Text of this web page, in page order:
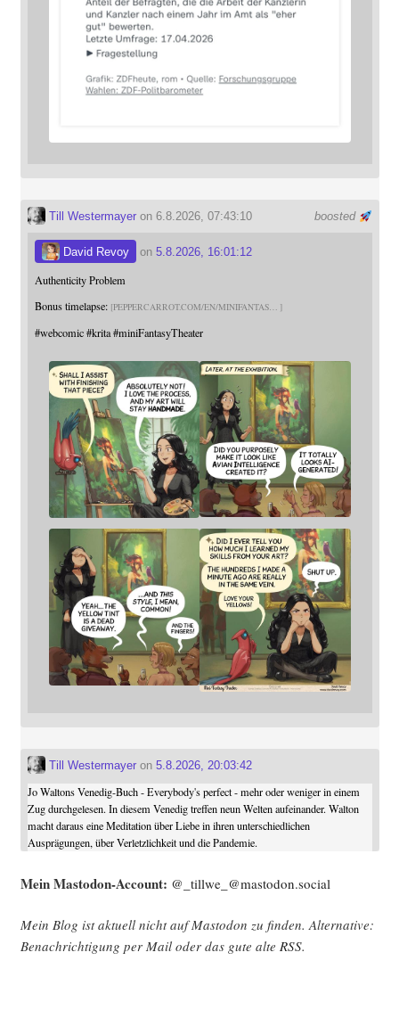
boosted
Till Westermayeron 6.8.2026, 07:43:10
David Revoy on 5.8.2026, 16:01:12
Authenticity Problem
Bonus timelapse: PEPPERCARROT.COM/EN/MINIFANTAS
#webcomic #krita #miniFantasyTheater
Till Westermayeron 5.8.2026, 20:03:42
Jo Waltons Venedig-Buch - Everybody's perfect - mehr oder weniger in einem
Zug durchgelesen. In diesem Venedig treffen neun Welten aufeinander. Walton
macht daraus eine Meditation über Liebe in ihren unterschiedlichen
Ausprägungen, über Verletzlichkeit und die Pandemie.
Mein Mast­o­don-Account: @_tillwe_@mastodon.social
Mein Blog ist aktu­ell nicht auf Mast­o­don zu fin­den. Alter­na­ti­ve:
Benach­rich­ti­gung per Mail oder das gute alte RSS.